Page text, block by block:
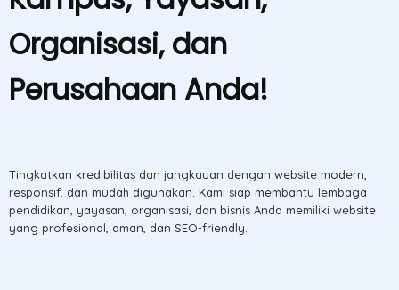
Organisasi, dan
Perusahaan Anda!
Tingkatkan kredibilitas dan jangkauan dengan website modern,
responsif, dan mudah digunakan. Kami siap membantu lembaga
pendidikan, yayasan, organisasi, dan bisnis Anda memiliki website
yang profesional, aman, dan SEO-friendly.